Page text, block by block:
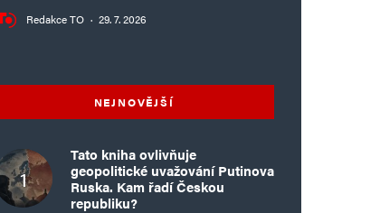
Redakce TO · 29. 7. 2026
NEJNOVĚJŠÍ
Tato kniha ovlivňuje
geopolitické uvažování Putinova
Ruska. Kam řadí Českou
republiku?